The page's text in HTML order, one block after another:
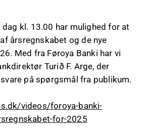
dag kl. 13.00 har mulighed for at
årsregnskabet og de nye
Med fra Føroya Banki har vi
Turið F. Arge, der
på spørgsmål fra publikum.
videos/foroya-banki-
for-2025